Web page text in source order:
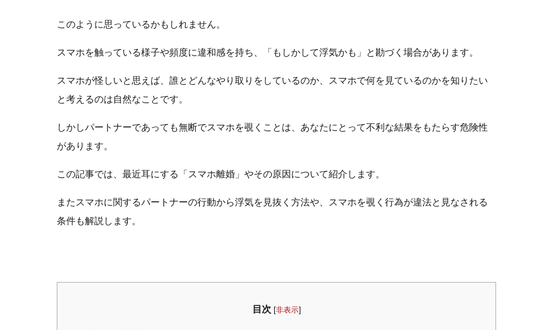
このように思っているかもしれません。
スマホを触っている様子や頻度に違和感を持ち、「もしかして浮気かも」と勘づく場合があります。
スマホが怪しいと思えば、誰とどんなやり取りをしているのか、スマホで何を見ているのかを知りたい
と考えるのは自然なことです。
しかしパートナーであっても無断でスマホを覗くことは、あなたにとって不利な結果をもたらす危険性
があります。
この記事では、最近耳にする「スマホ離婚」やその原因について紹介します。
またスマホに関するパートナーの行動から浮気を見抜く方法や、スマホを覗く行為が違法と見なされる
条件も解説します。
目次 [非表示]